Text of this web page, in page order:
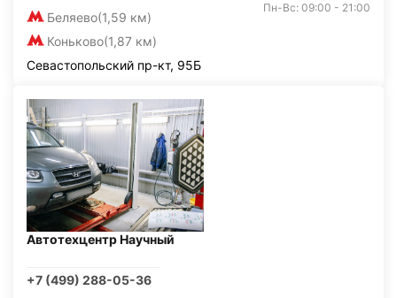
Беляево(1,59 км)
Коньково(1,87 км)
Пн-Вс: 09:00 - 21:00
Севастопольский пр-кт, 95Б
Автотехцентр Научный
+7 (499) 288-05-36